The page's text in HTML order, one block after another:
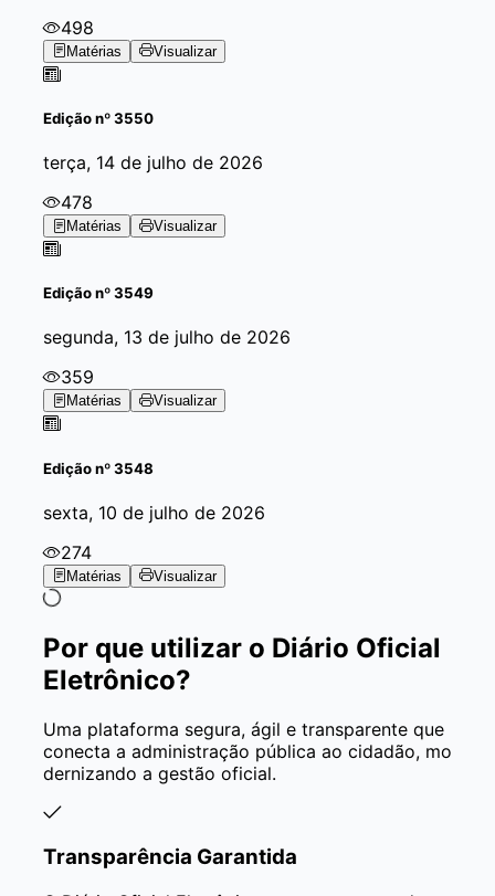
498
Matérias Visualizar
Ediçãonº 3550
terça, 14 de julho de 2026
478
Matérias Visualizar
Ediçãonº 3549
segunda, 13 de julho de 2026
359
Matérias Visualizar
Ediçãonº 3548
sexta, 10 de julho de 2026
274
Matérias Visualizar
Por que utilizar o Diário Oficial
Eletrônico?
Uma plataforma segura, ágil e transparente que
conecta a administração pública ao cidadão, mo
dernizando a gestão oficial.
Transparência Garantida